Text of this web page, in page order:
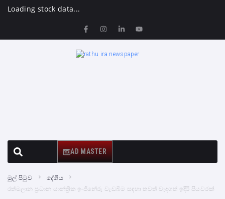
Loading stock data...
AD MASTER
මුල් පිටුව
දේශීය
රත්මලාන ප්‍රධාන යාන්ත්‍රික ඉංජිනේරු වැඩබිම සඳහා තවත් වැදගත් ඉදිරි පියවරක්